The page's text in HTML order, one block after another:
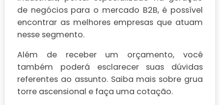
de negócios para o mercado B2B, é possível
encontrar as melhores empresas que atuam
nesse segmento.
Além de receber um orçamento, você
também poderá esclarecer suas dúvidas
referentes ao assunto. Saiba mais sobre grua
torre ascensional e faça uma cotação.